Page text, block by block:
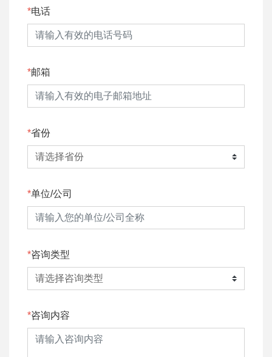
电话
邮箱
省份
单位/公司
咨询类型
咨询内容